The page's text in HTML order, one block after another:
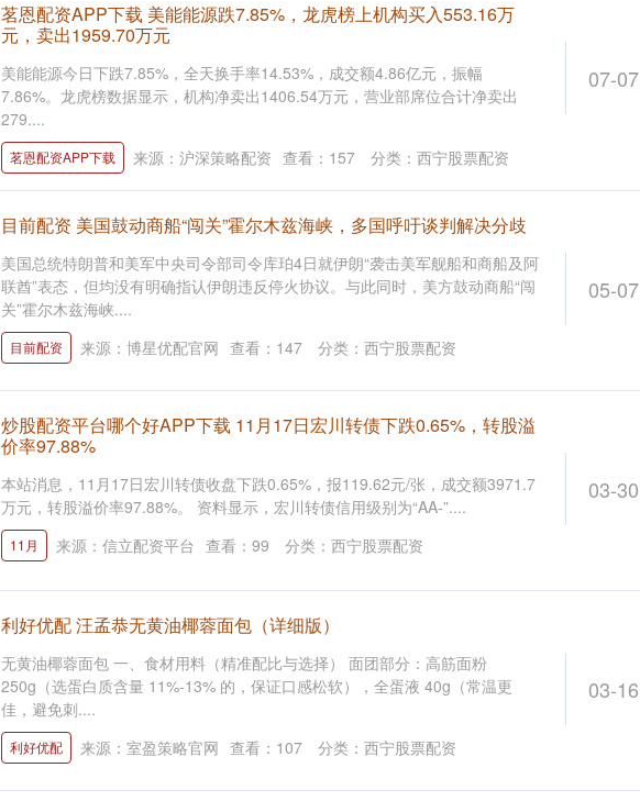
07-07
茗恩配资APP下载 美能能源跌7.85%，龙虎榜上机构买入553.16万
元，卖出1959.70万元
美能能源今日下跌7.85%，全天换手率14.53%，成交额4.86亿元，振幅
7.86%。龙虎榜数据显示，机构净卖出1406.54万元，营业部席位合计净卖出
279....
茗恩配资APP下载 来源：沪深策略配资 查看： 157 分类： 西宁股票配资
05-07
目前配资 美国鼓动商船“闯关”霍尔木兹海峡，多国呼吁谈判解决分歧
美国总统特朗普和美军中央司令部司令库珀4日就伊朗“袭击美军舰船和商船及阿
联酋”表态，但均没有明确指认伊朗违反停火协议。与此同时，美方鼓动商船“闯
关”霍尔木兹海峡....
目前配资 来源：博星优配官网 查看： 147 分类： 西宁股票配资
03-30
炒股配资平台哪个好APP下载 11月17日宏川转债下跌0.65%，转股溢
价率97.88%
本站消息，11月17日宏川转债收盘下跌0.65%，报119.62元/张，成交额3971.7
万元，转股溢价率97.88%。 资料显示，宏川转债信用级别为“AA-”....
11月 来源：信立配资平台 查看： 99 分类： 西宁股票配资
03-16
利好优配 汪孟恭无黄油椰蓉面包（详细版）
无黄油椰蓉面包 一、食材用料（精准配比与选择） 面团部分：高筋面粉
250g（选蛋白质含量 11%-13% 的，保证口感松软），全蛋液 40g（常温更
佳，避免刺....
利好优配 来源：室盈策略官网 查看： 107 分类： 西宁股票配资